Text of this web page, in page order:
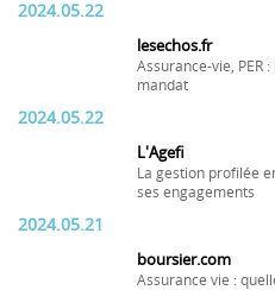
2024.05.22
lesechos.fr
Assurance-vie, PER
mandat
2024.05.22
L'Agefi
La gestion profilée
ses engagements
2024.05.21
boursier.com
Assurance vie :